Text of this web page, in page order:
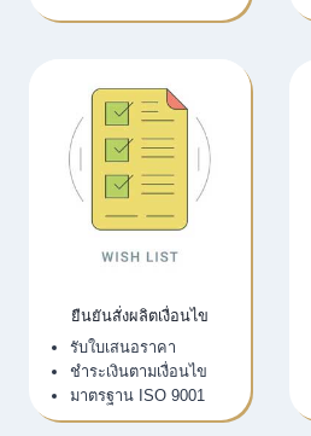
ยืนยันสั่งผลิตเงื่อนไข
รับใบเสนอราคา
ชำระเงินตามเงื่อนไข
มาตรฐาน ISO 9001